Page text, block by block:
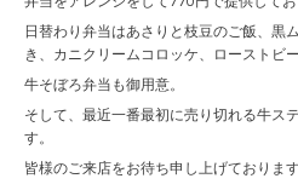
日替わり弁当はあさりと枝豆のご飯、黒
き、カニクリームコロッケ、ローストビ
牛そぼろ弁当も御用意。
そして、最近一番最初に売り切れる牛ス
す。
皆様のご来店をお待ち申し上げておりま